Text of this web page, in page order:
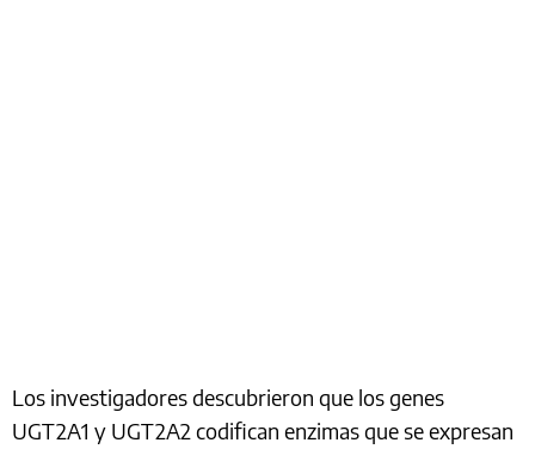
Los investigadores descubrieron que los genes
UGT2A1 y UGT2A2 codifican enzimas que se expresan